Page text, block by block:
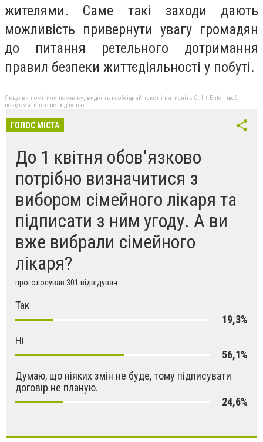
жителями. Саме такі заходи дають
можливість привернути увагу громадян
до питання ретельного дотримання
правил безпеки життєдіяльності у побуті.
Якщо ви помітили помилку, виділіть необхідний текст і натисніть Ctrl + Enter, щоб
повідомити про це редакцію
ГОЛОС МІСТА
До 1 квітня обов'язково
потрібно визначитися з
вибором сімейного лікаря та
підписати з ним угоду. А ви
вже вибрали сімейного
лікаря?
проголосував 301 відвідувач
Так
19,3%
Ні
56,1%
Думаю, що ніяких змін не буде, тому підписувати
договір не планую.
24,6%